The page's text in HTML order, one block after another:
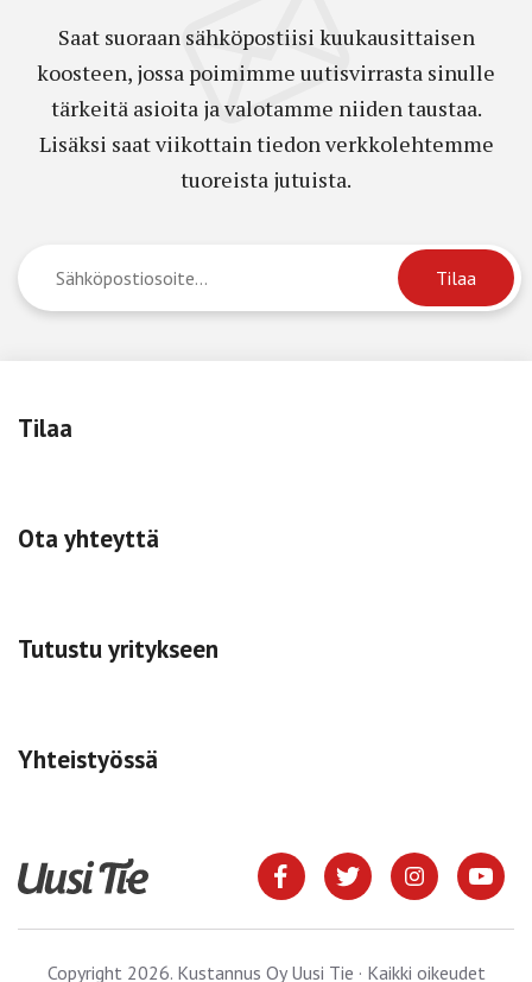
Saat suoraan sähköpostiisi kuukausittaisen
koosteen, jossa poimimme uutisvirrasta sinulle
tärkeitä asioita ja valotamme niiden taustaa.
Lisäksi saat viikottain tiedon verkkolehtemme
tuoreista jutuista.
Tilaa
Ota yhteyttä
Tutustu yritykseen
Yhteistyössä
Copyright 2026. Kustannus Oy Uusi Tie · Kaikki oikeudet